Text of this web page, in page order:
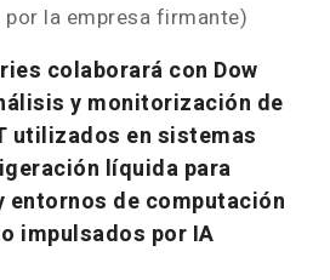
la empresa firmante)
colaborará con Dow
y monitorización de
utilizados en sistemas
líquida para
entornos de computación
impulsados por IA